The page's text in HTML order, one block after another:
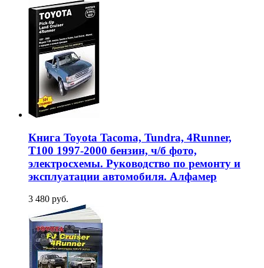
Книга Toyota Tacoma, Tundra, 4Runner,
T100 1997-2000 бензин, ч/б фото,
электросхемы. Руководство по ремонту и
эксплуатации автомобиля. Алфамер
3 480 руб.